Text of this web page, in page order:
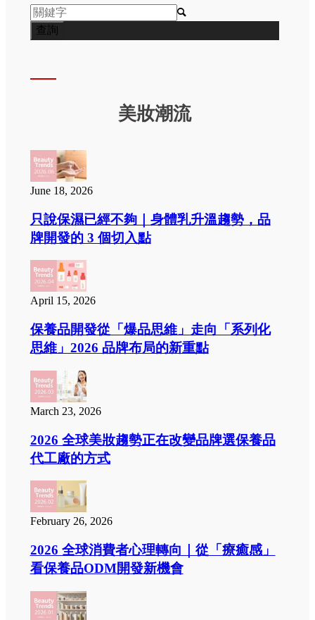

美妝潮流
June 18, 2026
只說保濕已經不夠｜身體乳升溫趨勢，品
牌開發的 3 個切入點
April 15, 2026
保養品開發從「爆品思維」走向「系列化
思維」2026 品牌布局的新重點
March 23, 2026
2026 全球美妝趨勢正在改變品牌選保養品
代工廠的方式
February 26, 2026
2026 全球消費者心理轉向｜從「療癒感」
看保養品ODM開發新機會